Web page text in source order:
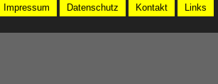
Impressum Datenschutz Kontakt Links